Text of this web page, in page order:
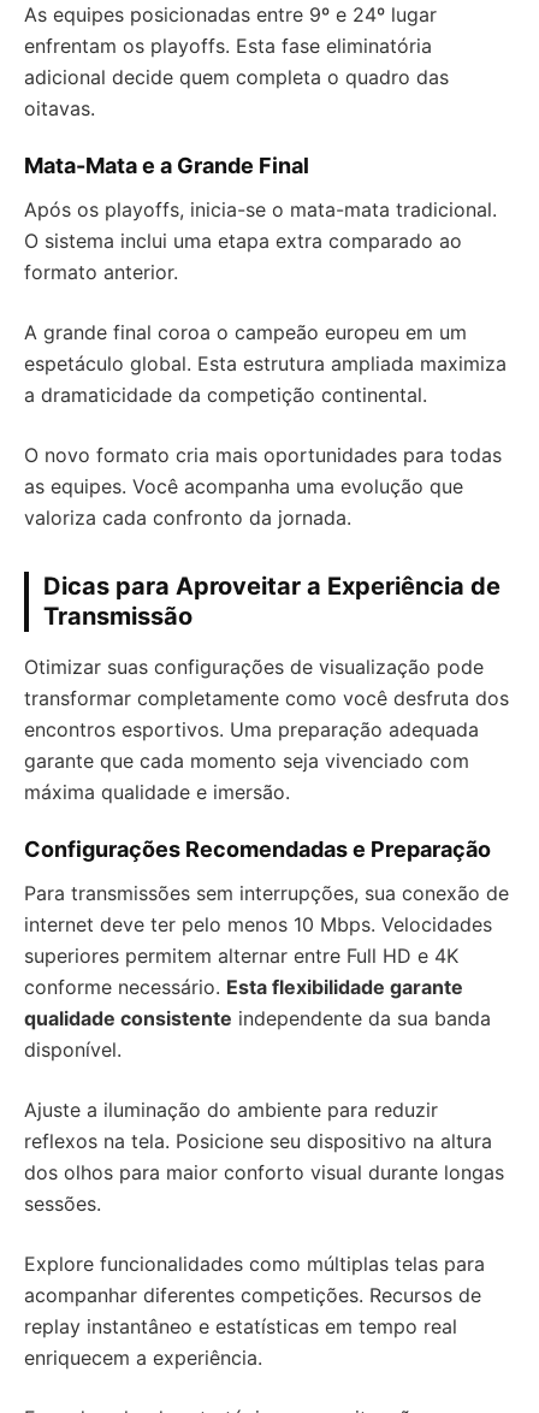
As equipes posicionadas entre 9º e 24º lugar
enfrentam os playoffs. Esta fase eliminatória
adicional decide quem completa o quadro das
oitavas.
Mata-Mata e a Grande Final
Após os playoffs, inicia-se o mata-mata tradicional.
O sistema inclui uma etapa extra comparado ao
formato anterior.
A grande final coroa o campeão europeu em um
espetáculo global. Esta estrutura ampliada maximiza
a dramaticidade da competição continental.
O novo formato cria mais oportunidades para todas
as equipes. Você acompanha uma evolução que
valoriza cada confronto da jornada.
Dicas para Aproveitar a Experiência de
Transmissão
Otimizar suas configurações de visualização pode
transformar completamente como você desfruta dos
encontros esportivos. Uma preparação adequada
garante que cada momento seja vivenciado com
máxima qualidade e imersão.
Configurações Recomendadas e Preparação
Para transmissões sem interrupções, sua conexão de
internet deve ter pelo menos 10 Mbps. Velocidades
superiores permitem alternar entre Full HD e 4K
conforme necessário. Esta flexibilidade garante
qualidade consistente independente da sua banda
disponível.
Ajuste a iluminação do ambiente para reduzir
reflexos na tela. Posicione seu dispositivo na altura
dos olhos para maior conforto visual durante longas
sessões.
Explore funcionalidades como múltiplas telas para
acompanhar diferentes competições. Recursos de
replay instantâneo e estatísticas em tempo real
enriquecem a experiência.